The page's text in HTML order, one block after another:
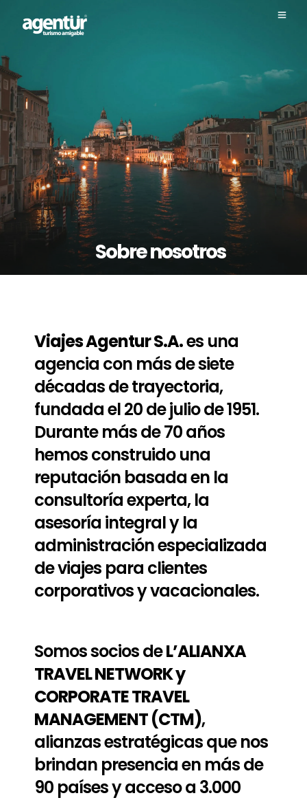
Sobre nosotros
Viajes Agentur S.A.es una
agencia con más de siete
décadas de trayectoria,
fundada el 20 de julio de 1951.
Durante más de 70 años
hemos construido una
reputación basada en la
consultoría experta, la
asesoría integral y la
administración especializada
de viajes para clientes
corporativos y vacacionales.
Somos socios deL’ALIANXA
TRAVEL NETWORK y
CORPORATE TRAVEL
MANAGEMENT (CTM),
alianzas estratégicas que nos
brindan presencia en más de
90 países y acceso a 3.000